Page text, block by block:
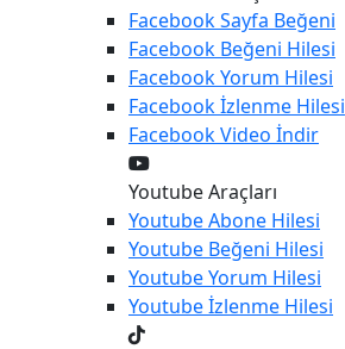
FacebookSayfa Beğeni
Facebook Beğeni Hilesi
FacebookYorum Hilesi
Facebookİzlenme Hilesi
FacebookVideo İndir
Youtube Araçları
YoutubeAbone Hilesi
Youtube Beğeni Hilesi
YoutubeYorum Hilesi
Youtubeİzlenme Hilesi